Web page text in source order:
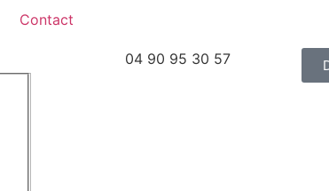
Contact
04 90 95 30 57